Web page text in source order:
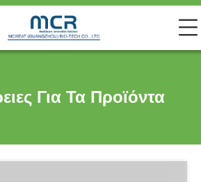
Για Τα Προϊόντα